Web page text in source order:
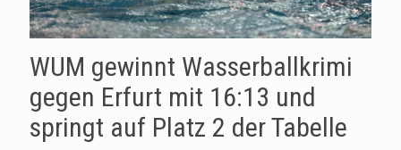
WUM gewinnt Wasserballkrimi
gegen Erfurt mit 16:13 und
springt auf Platz 2 der Tabelle